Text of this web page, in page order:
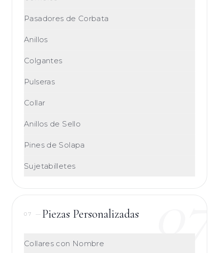
Pasadores de Corbata
Anillos
Colgantes
Pulseras
Collar
Anillos de Sello
Pines de Solapa
Sujetabilletes
07
07 — Piezas Personalizadas
Collares con Nombre